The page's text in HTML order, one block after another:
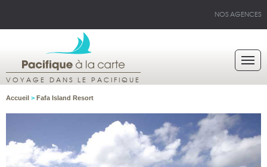
NOS AGENCES
VOYAGE DANS LE PACIFIQUE
Accueil > Fafa Island Resort